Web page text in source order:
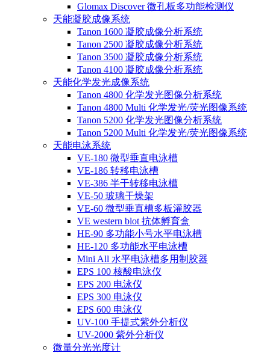
Glomax Discover 微孔板多功能检测仪
天能凝胶成像系统
Tanon 1600 凝胶成像分析系统
Tanon 2500 凝胶成像分析系统
Tanon 3500 凝胶成像分析系统
Tanon 4100 凝胶成像分析系统
天能化学发光成像系统
Tanon 4800 化学发光图像分析系统
Tanon 4800 Multi 化学发光/荧光图像系统
Tanon 5200 化学发光图像分析系统
Tanon 5200 Multi 化学发光/荧光图像系统
天能电泳系统
VE-180 微型垂直电泳槽
VE-186 转移电泳槽
VE-386 半干转移电泳槽
VE-50 玻璃干燥架
VE-60 微型垂直槽多板灌胶器
VE western blot 抗体孵育盒
HE-90 多功能小号水平电泳槽
HE-120 多功能水平电泳槽
Mini All 水平电泳槽多用制胶器
EPS 100 核酸电泳仪
EPS 200 电泳仪
EPS 300 电泳仪
EPS 600 电泳仪
UV-100 手提式紫外分析仪
UV-2000 紫外分析仪
微量分光光度计